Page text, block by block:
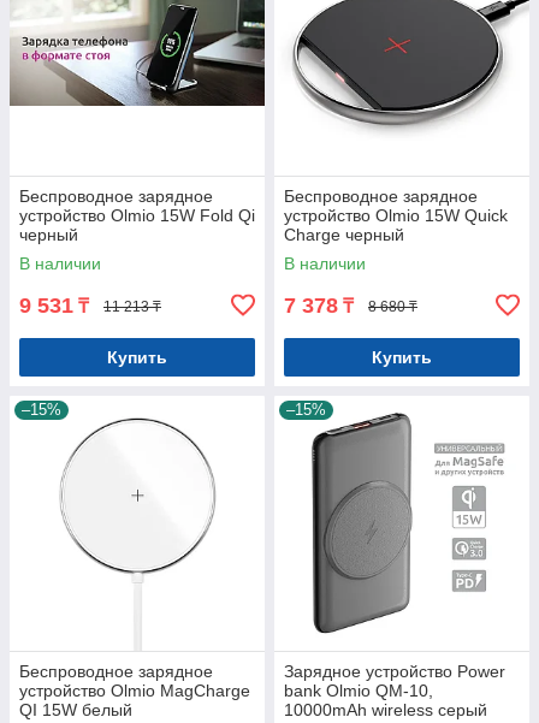
Беспроводное зарядное
устройство Olmio 15W Fold Qi
черный
В наличии
9 531 ₸ 11 213 ₸
Купить
Беспроводное зарядное
устройство Olmio 15W Quick
Charge черный
В наличии
7 378 ₸ 8 680 ₸
Купить
–15%
Беспроводное зарядное
устройство Olmio MagCharge
QI 15W белый
–15%
Зарядное устройство Power
bank Olmio QM-10,
10000mAh wireless серый